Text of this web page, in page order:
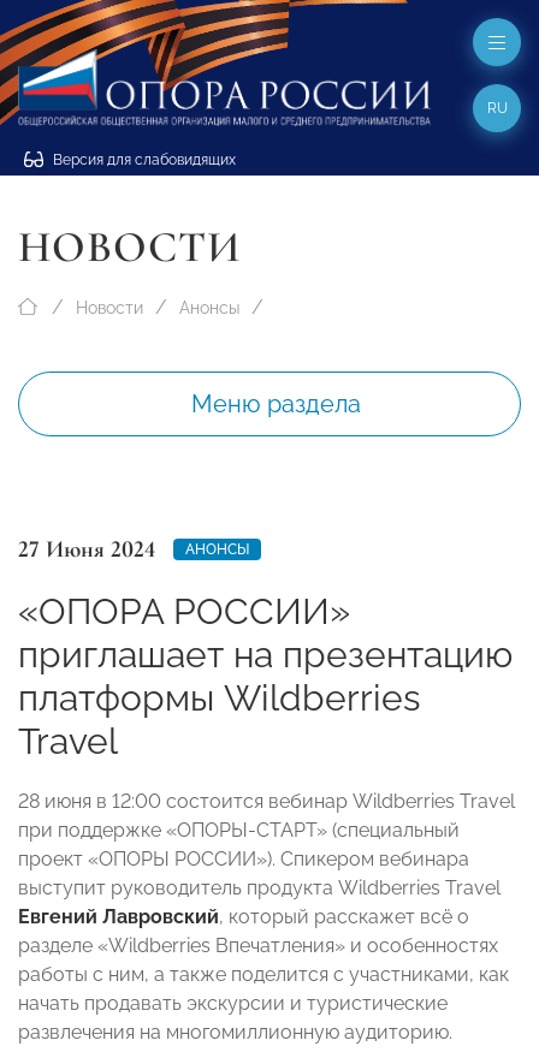
Версия для слабовидящих
RU
НОВОСТИ
Новости Анонсы
Меню раздела
27 Июня 2024 АНОНСЫ
«ОПОРА РОССИИ»
приглашает на презентацию
платформы Wildberries
Travel
28 июня в 12:00 состоится вебинар Wildberries Travel
при поддержке «ОПОРЫ-СТАРТ» (специальный
проект «ОПОРЫ РОССИИ»). Спикером вебинара
выступит руководитель продукта Wildberries Travel
Евгений Лавровский, который расскажет всё о
разделе «Wildberries Впечатления» и особенностях
работы с ним, а также поделится с участниками, как
начать продавать экскурсии и туристические
развлечения на многомиллионную аудиторию.